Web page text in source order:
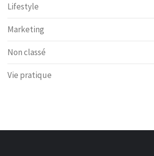
Lifestyle
Marketing
Non classé
Vie pratique